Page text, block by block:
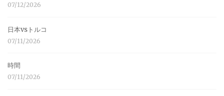
07/12/2026
日本vsトルコ
07/11/2026
時間
07/11/2026